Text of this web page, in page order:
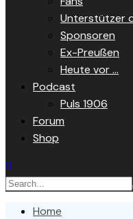
Unterstützer
Sponsoren
Ex-Preußen
Heute vor …
Podcast
Puls 1906
Forum
Shop
Home